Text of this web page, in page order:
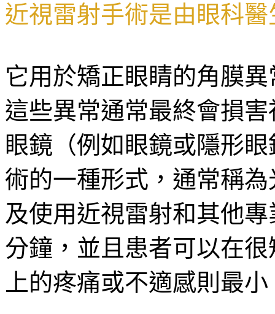
近視雷射手術是由眼科
它用於矯正眼睛的角膜
這些異常通常最終會損
眼鏡（例如眼鏡或隱形
術的一種形式，通常稱
及使用近視雷射和其他
分鐘，並且患者可以在
上的疼痛或不適感則最小